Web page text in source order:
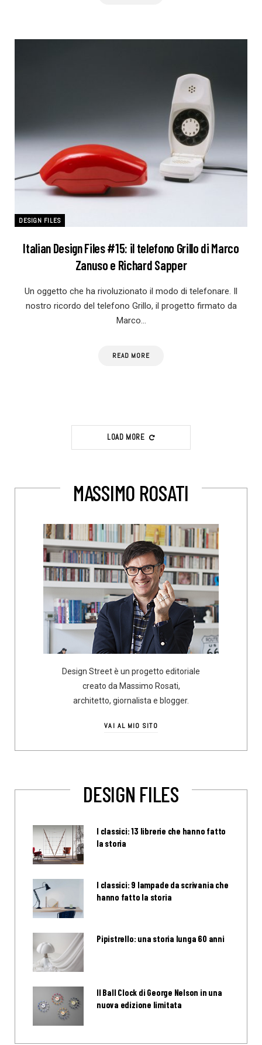
DESIGN FILES
Italian Design Files #15: il telefono Grillo di Marco
Zanuso e Richard Sapper
Un oggetto che ha rivoluzionato il modo di telefonare. Il
nostro ricordo del telefono Grillo, il progetto firmato da
Marco…
READ MORE
LOAD MORE
MASSIMO ROSATI
Design Street è un progetto editoriale
creato da Massimo Rosati,
architetto, giornalista e blogger.
VAI AL MIO SITO
DESIGN FILES
I classici: 13 librerie che hanno fatto
la storia
I classici: 9 lampade da scrivania che
hanno fatto la storia
Pipistrello: una storia lunga 60 anni
Il Ball Clock di George Nelson in una
nuova edizione limitata